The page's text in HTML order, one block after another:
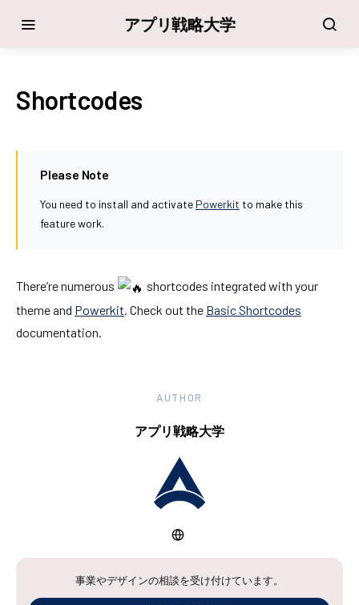
アプリ戦略大学
Shortcodes
Please Note
You need to install and activate Powerkit to make this
feature work.
There’re numerous
shortcodes integrated with your
theme and Powerkit . Check out the Basic Shortcodes
documentation.
AUTHOR
アプリ戦略大学
事業やデザインの相談を受け付けています。